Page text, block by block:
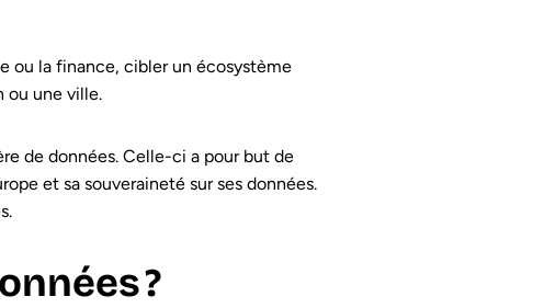
ou la finance, cibler un écosystème
ou une ville.
de données. Celle-ci a pour but de
et sa souveraineté sur ses données.
?